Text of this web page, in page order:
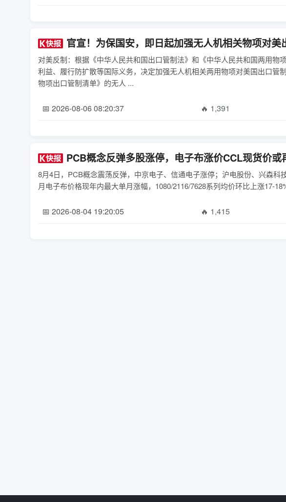
官宣！为保国安，即日起加强无人机相关物项对美
对美反制：根据《中华人民共和国出口管制法》和《中华人民共和国两用物
利益、履行防扩散等国际义务，决定加强无人机相关两用物项对美国出口管
物项出口管制清单》的无人 ...
📅 2026-08-06 08:20:37 🔥 1,391
PCB概念反弹多股涨停，电子布涨价CCL现货价或
8月4日，PCB概念震荡反弹，中京电子、信通电子涨停；沪电股份、兴森
月电子布价格现年内最大单月涨幅，1080/2116/7628系列均价环比上涨17-
📅 2026-08-04 19:20:05 🔥 1,415